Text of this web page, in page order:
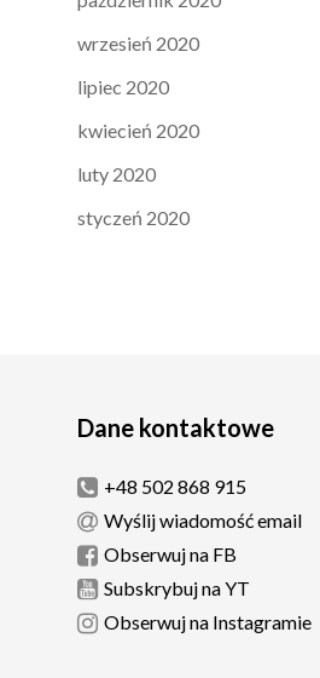
wrzesień 2020
lipiec 2020
kwiecień 2020
luty 2020
styczeń 2020
Dane kontaktowe
+48 502 868 915
Wyślij wiadomość email
Obserwuj na FB
Subskrybuj na YT
Obserwuj na Instagramie